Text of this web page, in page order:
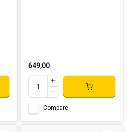
649,00
Compare